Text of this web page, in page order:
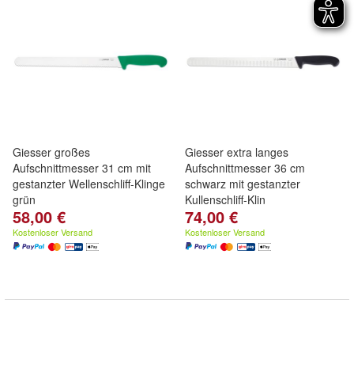
Giesser großes
Aufschnittmesser 31 cm mit
gestanzter Wellenschliff-Klinge
grün
58,00 €
Kostenloser Versand
Giesser extra langes
Aufschnittmesser 36 cm
schwarz mit gestanzter
Kullenschliff-Klin
74,00 €
Kostenloser Versand